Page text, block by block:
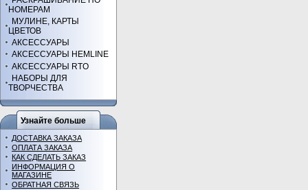
НОМЕРАМ
МУЛИНЕ, КАРТЫ
ЦВЕТОВ
АКСЕССУАРЫ
АКСЕССУАРЫ HEMLINE
АКСЕССУАРЫ RTO
НАБОРЫ ДЛЯ
ТВОРЧЕСТВА
Узнайте больше
ДОСТАВКА ЗАКАЗА
ОПЛАТА ЗАКАЗА
КАК СДЕЛАТЬ ЗАКАЗ
ИНФОРМАЦИЯ О
МАГАЗИНЕ
ОБРАТНАЯ СВЯЗЬ